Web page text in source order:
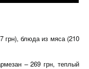
грн), блюда из мяса (210
– 269 грн, теплый